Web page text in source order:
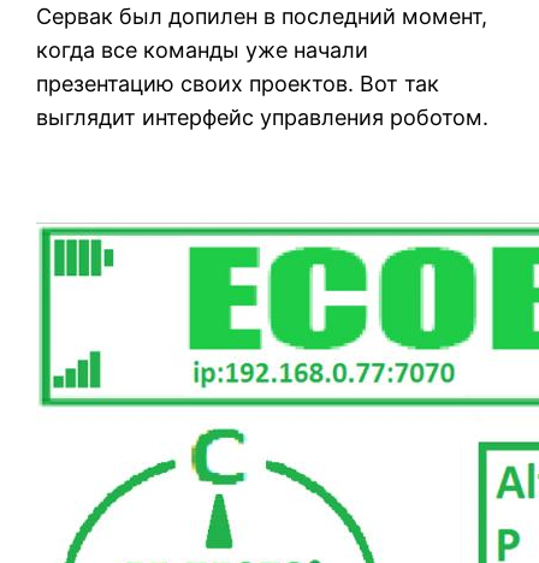
Сервак был допилен в последний момент,
когда все команды уже начали
презентацию своих проектов. Вот так
выглядит интерфейс управления роботом.